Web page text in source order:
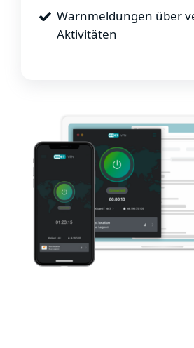
Warnmeldungen über
Aktivitäten